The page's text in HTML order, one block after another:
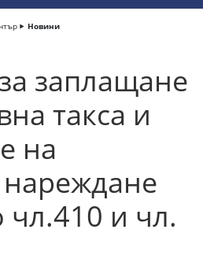
Новини
заплащане
такса и
на
чл.410 и чл.